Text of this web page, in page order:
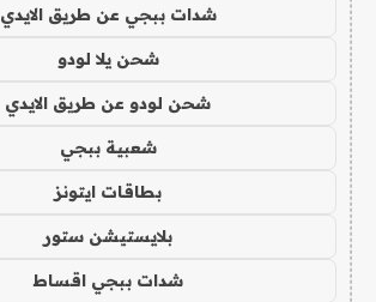
شدات ببجي عن طريق الايدي
شحن يلا لودو
شحن لودو عن طريق الايدي
شعبية ببجي
بطاقات ايتونز
بلايستيشن ستور
شدات ببجي اقساط